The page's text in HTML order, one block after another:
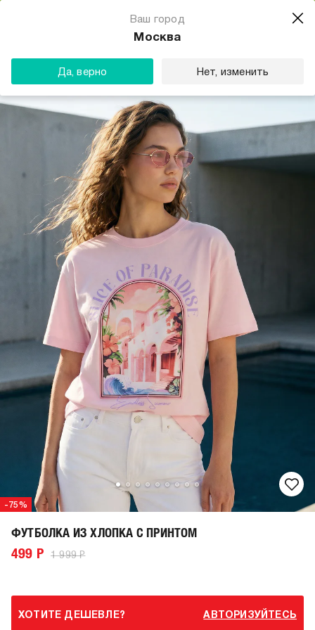
Ваш город
Москва
Да, верно Нет, изменить
-75%
ФУТБОЛКА ИЗ ХЛОПКА С ПРИНТОМ
499 Р 1 999 Р
ХОТИТЕ ДЕШЕВЛЕ? АВТОРИЗУЙТЕСЬ
Магазин одежды для тебя